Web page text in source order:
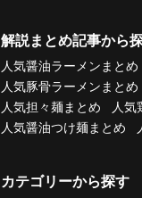
解説まとめ記事から
人気醤油ラーメンまとめ
人気豚骨ラーメンまとめ
人気担々麺まとめ
人気
人気醤油つけ麺まとめ
カテゴリーから探す